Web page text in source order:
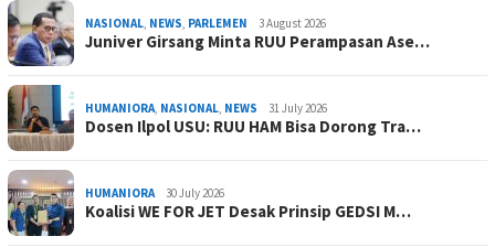
NASIONAL, NEWS, PARLEMEN 3 August 2026
Juniver Girsang Minta RUU Perampasan Ase…
HUMANIORA, NASIONAL, NEWS 31 July 2026
Dosen Ilpol USU: RUU HAM Bisa Dorong Tra…
HUMANIORA 30 July 2026
Koalisi WE FOR JET Desak Prinsip GEDSI M…